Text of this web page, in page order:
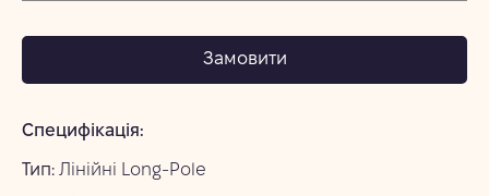
Замовити
Специфікація:
Тип: Лінійні Long-Pole